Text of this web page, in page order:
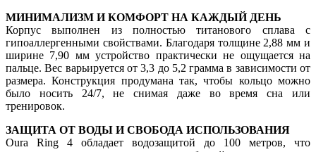
МИНИМАЛИЗМ И КОМФОРТ НА КАЖДЫЙ ДЕНЬ
Корпус выполнен из полностью титанового сплава с
гипоаллергенными свойствами. Благодаря толщине 2,88 мм и
ширине 7,90 мм устройство практически не ощущается на
пальце. Вес варьируется от 3,3 до 5,2 грамма в зависимости от
размера. Конструкция продумана так, чтобы кольцо можно
было носить 24/7, не снимая даже во время сна или
тренировок.
ЗАЩИТА ОТ ВОДЫ И СВОБОДА ИСПОЛЬЗОВАНИЯ
Oura Ring 4 обладает водозащитой до 100 метров, что